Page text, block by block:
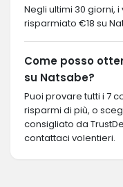
Negli ultimi 30 giorni,
risparmiato €18 su
Come posso
su Natsabe?
Puoi provare tutti i 7
risparmi di più, o
consigliato da
contattaci volentieri.